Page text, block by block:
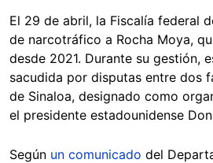
El 29 de abril, la Fiscalía federal
de narcotráfico a Rocha Moya,
desde 2021. Durante su gestión,
sacudida por disputas entre dos
de Sinaloa, designado como
el presidente estadounidense
Según un comunicado del